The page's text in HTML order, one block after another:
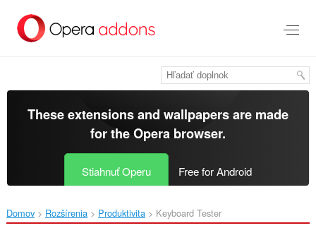
hlavný
These extensions and wallpapers are made
for theOpera browser.
Stiahnuť Operu Free for Android
Domov Rozšírenia Produktivita Keyboard Tester‎